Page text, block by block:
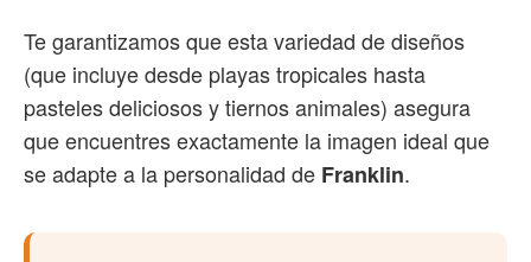
Te garantizamos que esta variedad de diseños
(que incluye desde playas tropicales hasta
pasteles deliciosos y tiernos animales) asegura
que encuentres exactamente la imagen ideal que
se adapte a la personalidad de Franklin.